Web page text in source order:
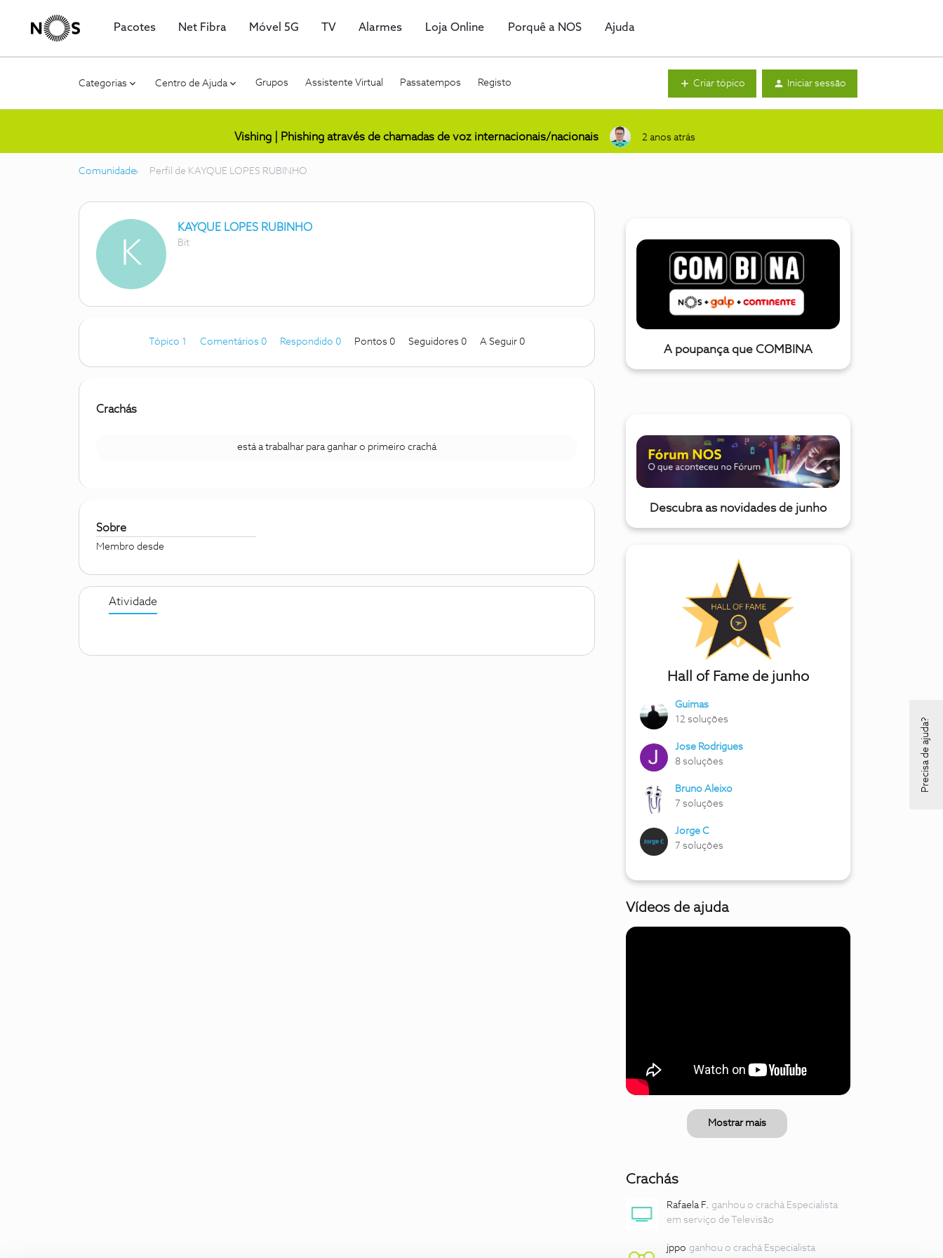
Pacotes Net Fibra Móvel 5G TV Alarmes Loja Online Porquê a NOS Ajuda
Categorias Centro de Ajuda Grupos Assistente Virtual Passatempos Registo Criar tópico Iniciar sessão
Vishing | Phishing através de chamadas de voz internacionais/nacionais 2 anos atrás
Comunidade Perfil de KAYQUE LOPES RUBINHO
K
KAYQUE LOPES RUBINHO
Bit
Tópico 1 Comentários 0 Respondido 0 Pontos 0 Seguidores 0 A Seguir 0
Crachás
está a trabalhar para ganhar o primeiro crachá
Sobre
Membro desde
Atividade
A poupança que COMBINA
Descubra as novidades de junho
Hall of Fame de junho
Guimas
12 soluções
Jose Rodrigues
8 soluções
Bruno Aleixo
7 soluções
Jorge C
7 soluções
Vídeos de ajuda
Mostrar mais
Crachás
Rafaela F. ganhou o crachá Especialista
em serviço de Televisão
jppo ganhou o crachá Especialista
Precisa de ajuda?